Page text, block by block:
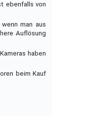
ebenfalls von
man aus
Auflösung
haben
beim Kauf